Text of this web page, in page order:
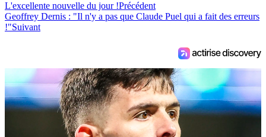
L'excellente nouvelle du jour !Précédent
Geoffrey Dernis : "Il n'y a pas que Claude Puel qui a fait des erreurs
!"Suivant